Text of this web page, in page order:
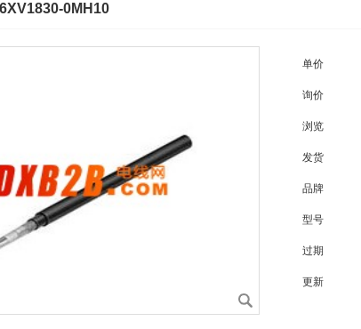
0MH10
单价
询价
浏览
发货
品牌
型号
过期
更新